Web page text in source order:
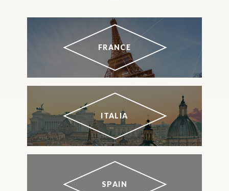
FRANCE
ITALIA
SPAIN